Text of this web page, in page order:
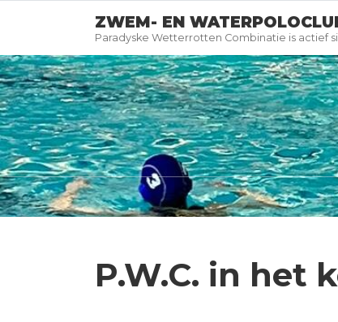
ZWEM- EN
Paradyske Wetterrotten Combinatie is actief
P.W.C. in het